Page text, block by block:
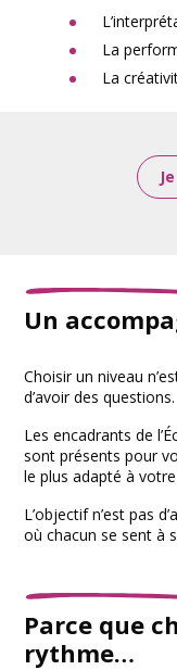
La
La
Un
Choisir un niveau
d’avoir des questions.
Les encadrants de
sont présents pour
le plus adapté à
L’objectif n’est pas
où chacun se sent à
Parce que
rythme…